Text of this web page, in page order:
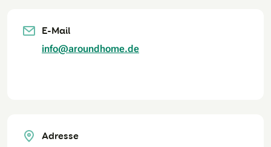
E-Mail
info@aroundhome.de
Adresse